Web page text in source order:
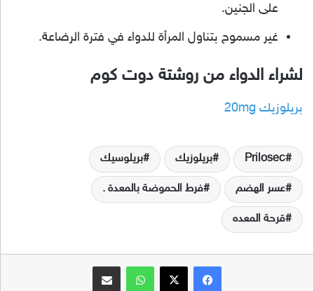
على الجنين.
غير مسموح بتناول المرأة للدواء في فترة الرضاعة.
لشراء الدواء من روشتة دوت كوم
بريلوزيك 20mg
Prilosec بريلوزيك بريلوسيك
عسر الهضم فرط الحموضة بالمعدة .
قرحة المعده
فيسبوك واتساب